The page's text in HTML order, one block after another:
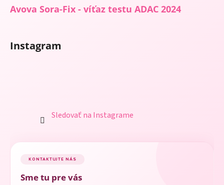
Avova Sora-Fix - víťaz testu ADAC 2024
Instagram
Sledovať na Instagrame
KONTAKTUJTE NÁS
Sme tu pre vás